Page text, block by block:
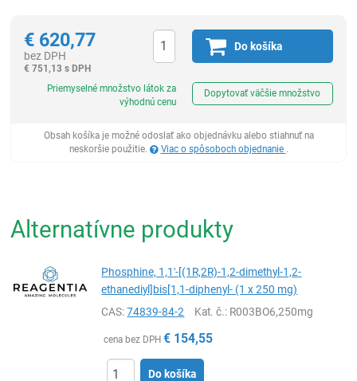
€ 620,77
bez DPH
€ 751,13 s DPH
Do košíka
Priemyselné množstvo látok za
výhodnú cenu
Dopytovať väčšie množstvo
Obsah košíka je možné odoslať ako objednávku alebo stiahnuť na
neskoršie použitie.
Viac o spôsoboch objednanie .
Alternatívne produkty
Phosphine, 1,1'-[(1R,2R)-1,2-dimethyl-1,2-
ethanediyl]bis[1,1-diphenyl- (1 x 250 mg)
CAS:74839-84-2 Kat. č.: R003BO6,250mg
cena bez DPH € 154,55
Do košíka